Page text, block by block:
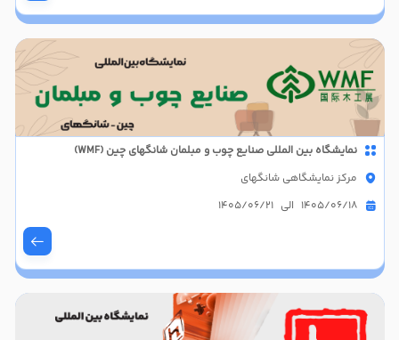
نمایشگاه بین المللی صنایع چوب و مبلمان شانگهای چین (WMF)
مرکز نمایشگاهی شانگهای
1405/06/18 الی 1405/06/21